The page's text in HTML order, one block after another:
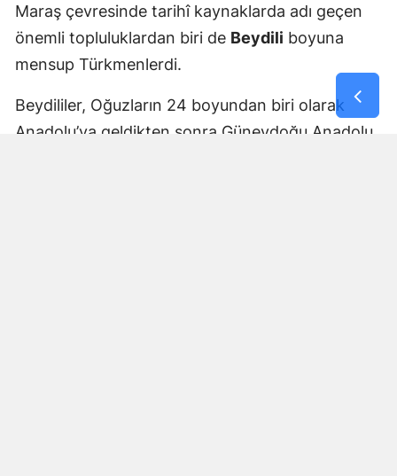
Maraş çevresinde tarihî kaynaklarda adı geçen
önemli topluluklardan biri de Beydili boyuna
mensup Türkmenlerdi.
Beydililer, Oğuzların 24 boyundan biri olarak
Anadolu’ya geldikten sonra Güneydoğu Anadolu